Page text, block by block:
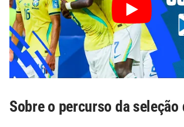
Sobre o percurso da seleção